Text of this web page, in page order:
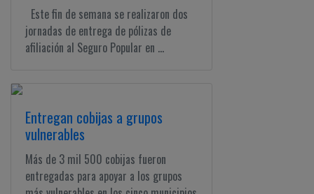
Este fin de semana se realizaron dos
jornadas de entrega de pólizas de
afiliación al Seguro Popular en ...
Entregan cobijas a grupos
vulnerables
Más de 3 mil 500 cobijas fueron
entregadas para apoyar a los grupos